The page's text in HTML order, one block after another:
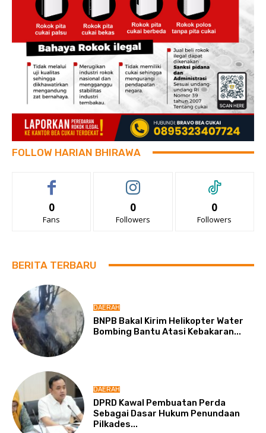
FOLLOW HARIAN BHIRAWA
0
Fans
0
Followers
0
Followers
BERITA TERBARU
DAERAH
BNPB Bakal Kirim Helikopter Water
Bombing Bantu Atasi Kebakaran...
DAERAH
DPRD Kawal Pembuatan Perda
Sebagai Dasar Hukum Penundaan
Pilkades...